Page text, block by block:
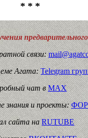
* * *
связи:
Агата:Telegram
чат вMAX
знания и проекты:
сайта наRUTUBE